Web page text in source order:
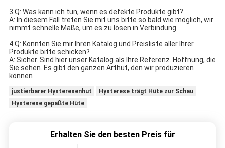
3.Q: Was kann ich tun, wenn es defekte Produkte gibt?
A: In diesem Fall treten Sie mit uns bitte so bald wie möglich, wir
nimmt schnelle Maße, um es zu lösen in Verbindung.
4.Q: Konnten Sie mir Ihren Katalog und Preisliste aller Ihrer
Produkte bitte schicken?
A: Sicher. Sind hier unser Katalog als Ihre Referenz. Hoffnung, die
Sie sehen. Es gibt den ganzen Arthut, den wir produzieren
können
justierbarer Hysteresenhut
Hysterese trägt Hüte zur Schau
Hysterese gepaßte Hüte
Erhalten Sie den besten Preis für